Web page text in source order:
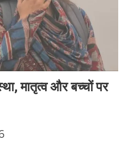
मातृत्व और बच्चों पर